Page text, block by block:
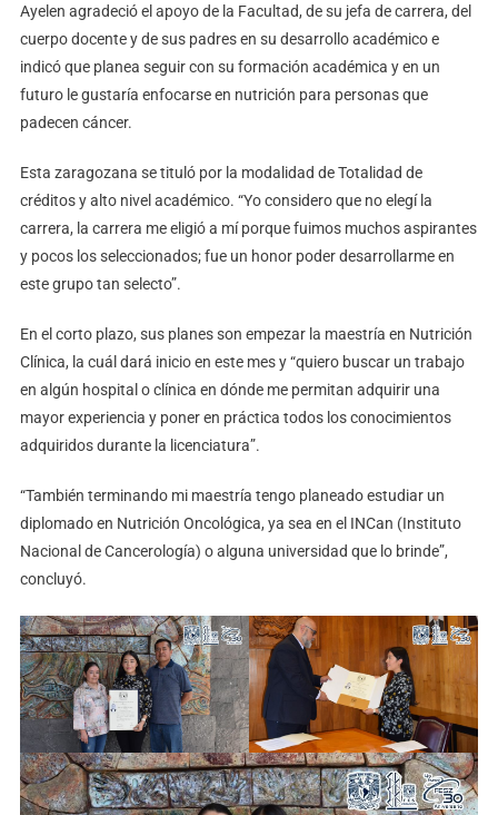
Ayelen agradeció el apoyo de la Facultad, de su jefa de carrera, del
cuerpo docente y de sus padres en su desarrollo académico e
indicó que planea seguir con su formación académica y en un
futuro le gustaría enfocarse en nutrición para personas que
padecen cáncer.
Esta zaragozana se tituló por la modalidad de Totalidad de
créditos y alto nivel académico. “Yo considero que no elegí la
carrera, la carrera me eligió a mí porque fuimos muchos aspirantes
y pocos los seleccionados; fue un honor poder desarrollarme en
este grupo tan selecto”.
En el corto plazo, sus planes son empezar la maestría en Nutrición
Clínica, la cuál dará inicio en este mes y “quiero buscar un trabajo
en algún hospital o clínica en dónde me permitan adquirir una
mayor experiencia y poner en práctica todos los conocimientos
adquiridos durante la licenciatura”.
“También terminando mi maestría tengo planeado estudiar un
diplomado en Nutrición Oncológica, ya sea en el INCan (Instituto
Nacional de Cancerología) o alguna universidad que lo brinde”,
concluyó.